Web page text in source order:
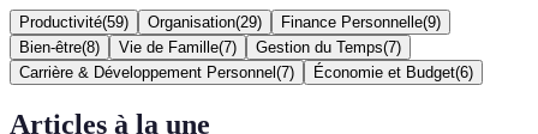
Productivité(59) Organisation(29) Finance Personnelle(9)
Bien-être(8) Vie de Famille(7) Gestion du Temps(7)
Carrière & Développement Personnel (7) Économie et Budget(6)
Articles à la une